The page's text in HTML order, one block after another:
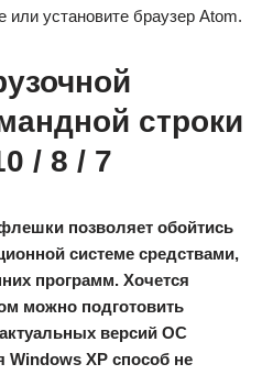
или установите браузер Atom.
строки
/ 8 / 7
позволяет обойтись
системе средствами,
программ. Хочется
можно подготовить
версий ОС
Windows XP способ не